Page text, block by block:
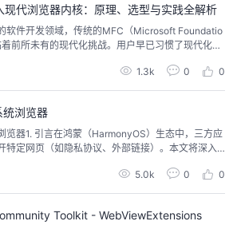
现代浏览器内核：原理、选型与实践全解析
软件开发领域，传统的MFC（Microsoft Foundatio
前所未有的现代化挑战。用户早已习惯了现代化W
不经济。此时，在现有MFC应用中嵌入现代浏览器
用与Web技术的理想桥梁。本文将全面解析在MFC
1.3k 0 0
统浏览器
览器​​1. 引言​​在鸿蒙（HarmonyOS）生态中，三方应
特定网页（如隐私协议、外部链接）。本文将深入
高效的外部浏览器跳转功能。​​2. 技术背景​​​​2.1 鸿蒙的
意图（Intent）​​实现应...
5.0k 0 0
Toolkit - WebViewExtensions